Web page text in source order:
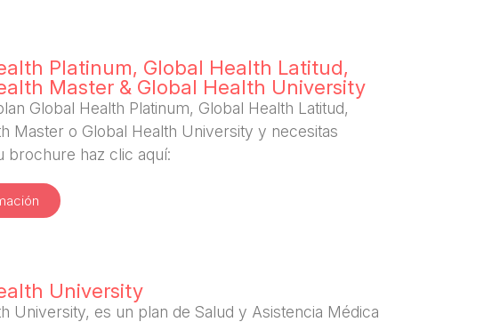
Platinum, Global Health Latitud,
Master & Global Health University
Global Health Platinum, Global Health Latitud,
Master o Global Health University y necesitas
brochure haz clic aquí:
University
University, es un plan de Salud y Asistencia Médica